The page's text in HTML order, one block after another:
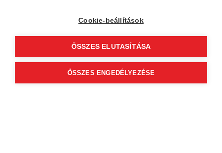
Cookie-beállítások
ÖSSZES ELUTASÍTÁSA
ÖSSZES ENGEDÉLYEZÉSE
Profil anzeigen
1149 Budapest, XIV. kerület